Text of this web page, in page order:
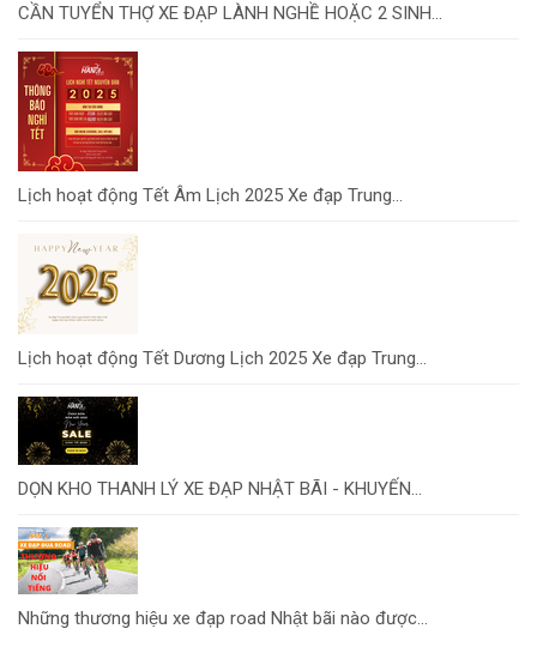
CẦN TUYỂN THỢ XE ĐẠP LÀNH NGHỀ HOẶC 2 SINH...
Lịch hoạt động Tết Âm Lịch 2025 Xe đạp Trung...
Lịch hoạt động Tết Dương Lịch 2025 Xe đạp Trung...
DỌN KHO THANH LÝ XE ĐẠP NHẬT BÃI - KHUYẾN...
Những thương hiệu xe đạp road Nhật bãi nào được...